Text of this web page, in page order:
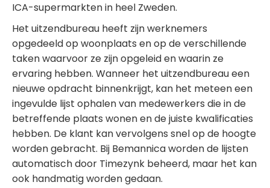
ICA-supermarkten in heel Zweden.
Het uitzendbureau heeft zijn werknemers
opgedeeld op woonplaats en op de verschillende
taken waarvoor ze zijn opgeleid en waarin ze
ervaring hebben. Wanneer het uitzendbureau een
nieuwe opdracht binnenkrijgt, kan het meteen een
ingevulde lijst ophalen van medewerkers die in de
betreffende plaats wonen en de juiste kwalificaties
hebben. De klant kan vervolgens snel op de hoogte
worden gebracht. Bij Bemannica worden de lijsten
automatisch door Timezynk beheerd, maar het kan
ook handmatig worden gedaan.